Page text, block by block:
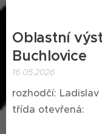
Oblastní
Buchlovice
16.05.2026
rozhodčí: Ladislav
třída otevřená: